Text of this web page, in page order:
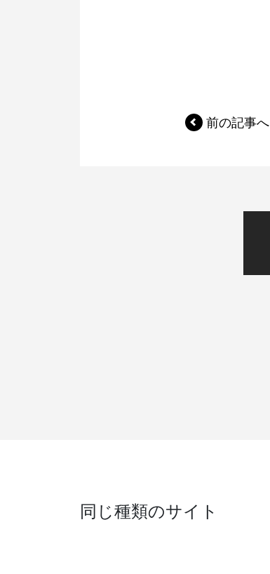
前の記事へ
同じ種類のサイト